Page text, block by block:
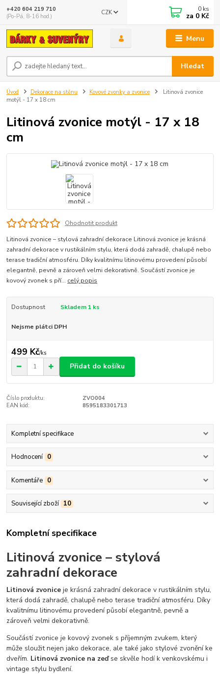
Menu
CZK
Hledat
+420 604 219 710
(Po-Pá, 8-16 hod.)
0 ks
za 0 Kč
Úvod Dekorace na stěnu Kovové zvonky a zvonice
Litinová zvonice
motýl - 17 x 18 cm
Litinová zvonice motýl - 17 x 18
cm
Ohodnotit produkt
Litinová zvonice – stylová zahradní dekorace Litinová zvonice je krásná
zahradní dekorace v rustikálním stylu, která dodá zahradě, chalupě nebo
terase tradiční atmosféru. Díky kvalitnímu litinovému provedení působí
elegantně, pevně a zároveň velmi dekorativně. Součástí zvonice je
kovový zvonek s pří... celý popis
Dostupnost Skladem 1 ks
Nejsme plátci DPH
499 Kč/ks
Přidat do košíku
Číslo produktu:
ZVO004
EAN kód:
8595183301713
Kompletní specifikace
Hodnocení 0
Komentáře 0
Související zboží 10
Kompletní specifikace
Litinová zvonice – stylová
zahradní dekorace
Litinová zvonice je krásná zahradní dekorace v rustikálním stylu,
která dodá zahradě, chalupě nebo terase tradiční atmosféru. Díky
kvalitnímu litinovému provedení působí elegantně, pevně a
zároveň velmi dekorativně.
Součástí zvonice je kovový zvonek s příjemným zvukem, který
může sloužit nejen jako dekorace, ale také jako stylové zvonění ke
dveřím. Litinová zvonice na zeďse skvěle hodí k venkovskému i
vintage stylu bydlení.